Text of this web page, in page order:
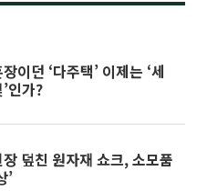
이던 ‘다주택’ 이제는 ‘세
인가?
덮친 원자재 쇼크, 소모품
’